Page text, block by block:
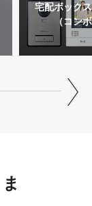
宅配ボック
（コン